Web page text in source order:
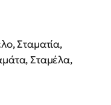
Σταματία,
Σταμέλα,